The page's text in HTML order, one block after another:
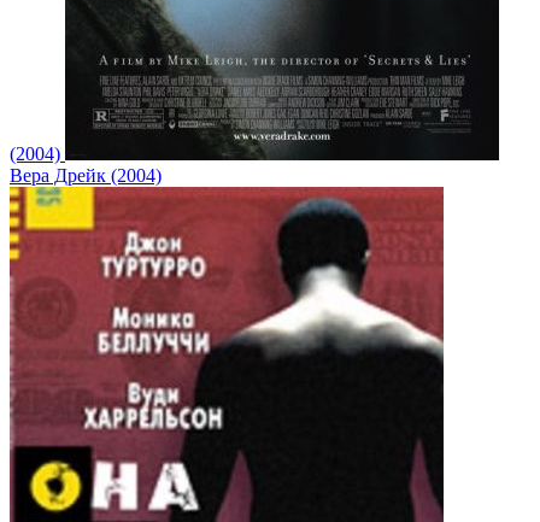
(2004)
Вера Дрейк (2004)